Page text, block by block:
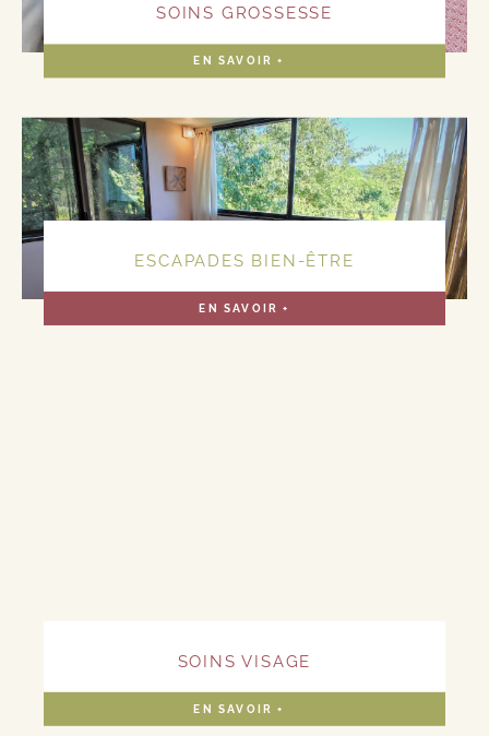
SOINS GROSSESSE
EN SAVOIR +
ESCAPADES BIEN-ÊTRE
EN SAVOIR +
SOINS VISAGE
EN SAVOIR +